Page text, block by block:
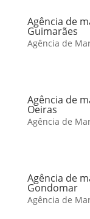
Agência de
Guimarães
Agência de
Agência de
Oeiras
Agência de
Agência de
Gondomar
Agência de